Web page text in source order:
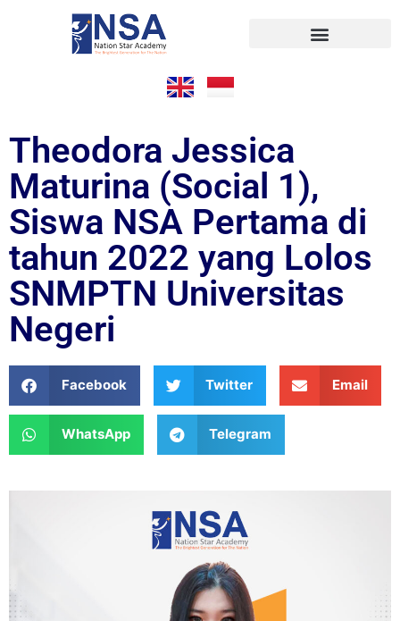
Theodora Jessica
Maturina (Social 1),
Siswa NSA Pertama di
tahun 2022 yang Lolos
SNMPTN Universitas
Negeri
Facebook Twitter Email
WhatsApp Telegram